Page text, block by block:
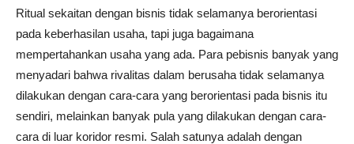
Ritual sekaitan dengan bisnis tidak selamanya berorientasi
pada keberhasilan usaha, tapi juga bagaimana
mempertahankan usaha yang ada. Para pebisnis banyak yang
menyadari bahwa rivalitas dalam berusaha tidak selamanya
dilakukan dengan cara-cara yang berorientasi pada bisnis itu
sendiri, melainkan banyak pula yang dilakukan dengan cara-
cara di luar koridor resmi. Salah satunya adalah dengan